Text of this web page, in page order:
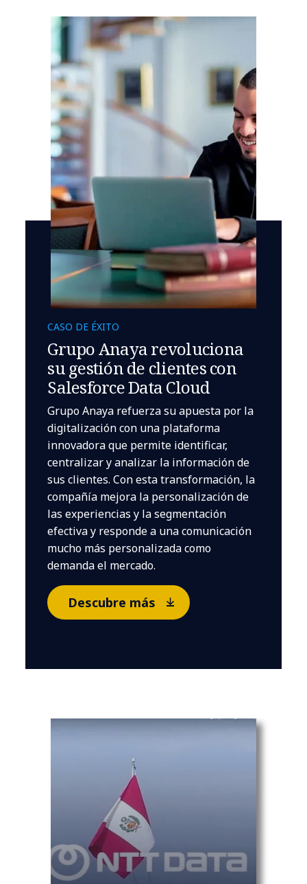
CASO DE ÉXITO
Grupo Anaya revoluciona
su gestión de clientes con
Salesforce Data Cloud
Grupo Anaya refuerza su apuesta por la
digitalización con una plataforma
innovadora que permite identificar,
centralizar y analizar la información de
sus clientes. Con esta transformación, la
compañía mejora la personalización de
las experiencias y la segmentación
efectiva y responde a una comunicación
mucho más personalizada como
demanda el mercado.
Descubre más